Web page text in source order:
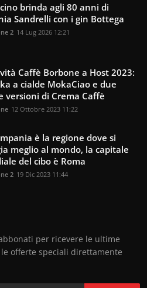
brinda agli 80 anni di
Sandrelli con i gin Bottega
2 14 Lug 2026 12:21
Caffè Borbone a Host 2023:
a cialde MokaCiao e due
versioni di Crema Caffè
12 Ottobre 2023 11:22
è la regione dove si
meglio al mondo, la capitale
del cibo è Roma
2 19 Dic 2023 11:44
per ricevere le ultime
offerte speciali direttamente